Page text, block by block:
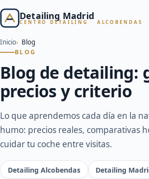
Detailing Madrid
CENTRO DETAILING · ALCOBENDAS
Inicio Blog
BLOG
Blog de detailing:
precios y criterio
Lo que aprendemos cada día en la
humo: precios reales, comparativas
cuidar tu coche entre visitas.
Detailing Alcobendas
Detailing